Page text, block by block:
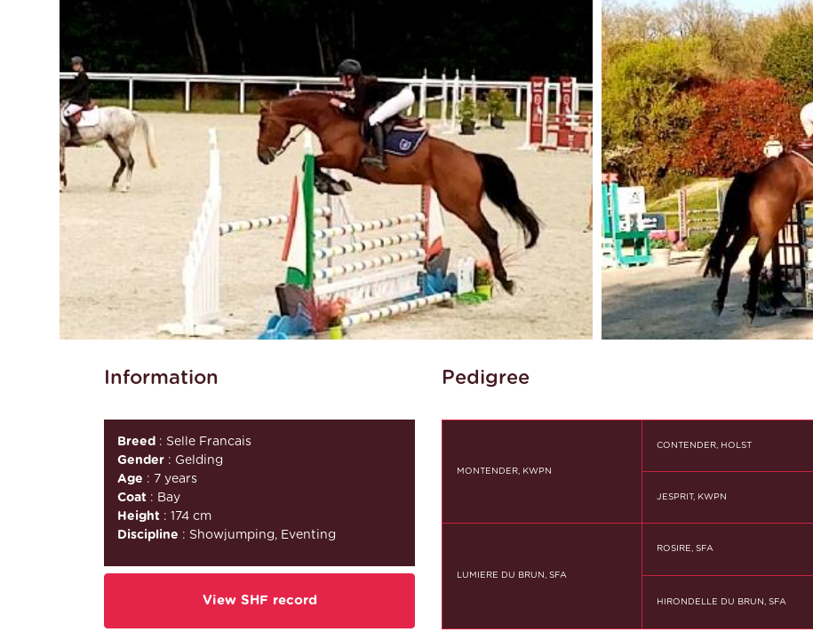
Information Pedigree
Breed : Selle Francais
Gender : Gelding
Age : 7 years
Coat : Bay
Height : 174 cm
Discipline : Showjumping, Eventing
View SHF record
MONTENDER, KWPN
CONTENDER, HOLST
JESPRIT, KWPN
LUMIERE DU BRUN, SFA
ROSIRE, SFA
HIRONDELLE DU BRUN, SFA